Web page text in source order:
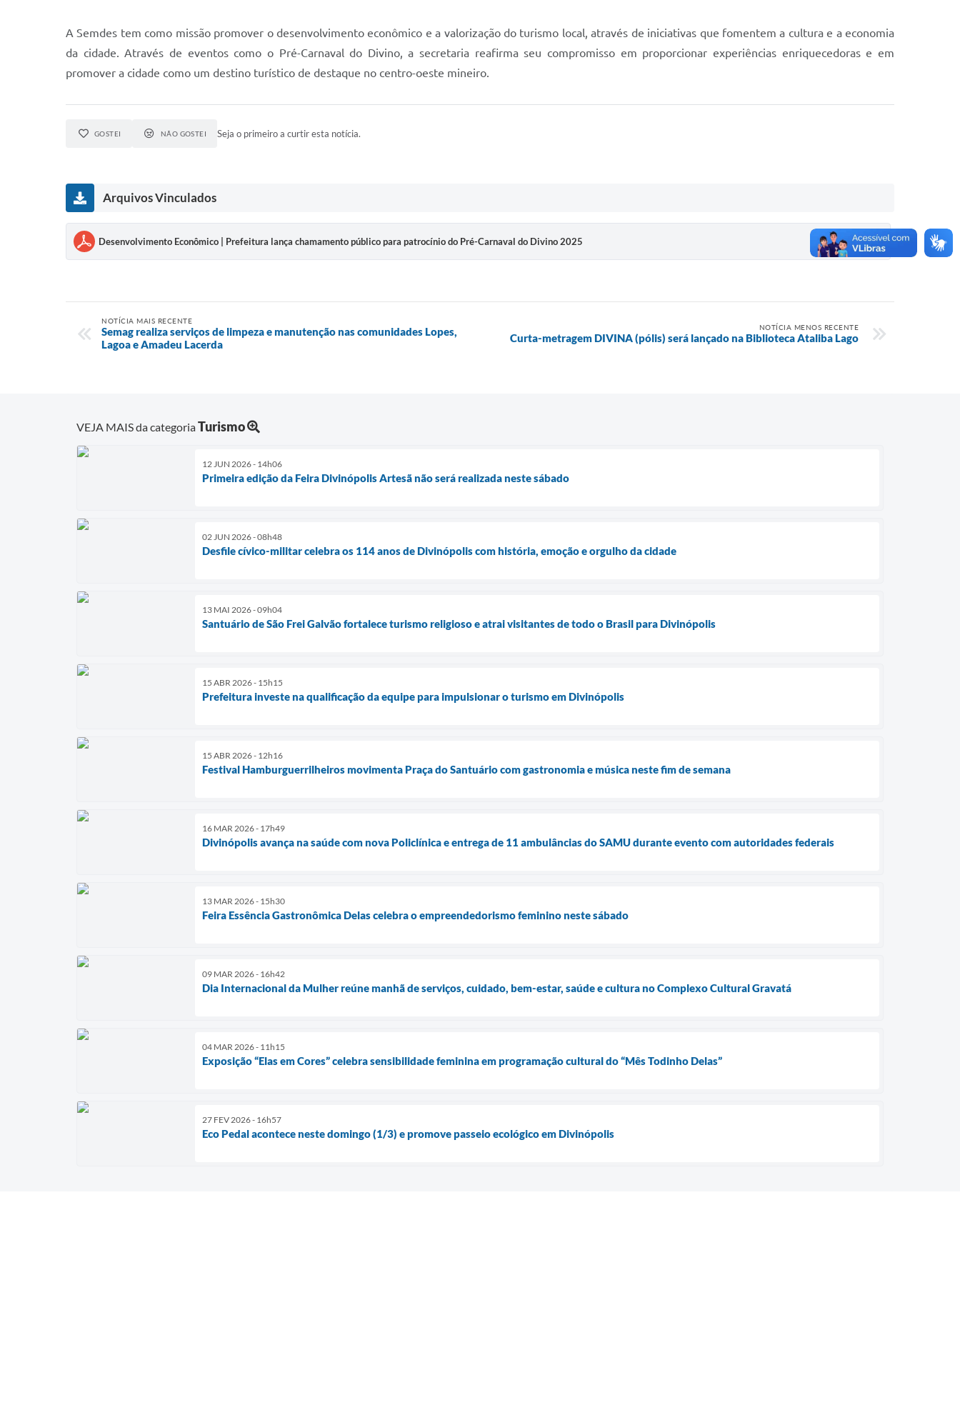
A Semdes tem como missão promover o desenvolvimento econômico e a valorização do turismo local, através de iniciativas que fomentem a cultura e a economia
da cidade. Através de eventos como o Pré-Carnaval do Divino, a secretaria reafirma seu compromisso em proporcionar experiências enriquecedoras e em
promover a cidade como um destino turístico de destaque no centro-oeste mineiro.
GOSTEI NÃO GOSTEI Seja o primeiro a curtir esta notícia.
Arquivos Vinculados
Desenvolvimento Econômico | Prefeitura lança chamamento público para patrocínio do Pré-Carnaval do Divino 2025
NOTÍCIA MAIS RECENTE
Semag realiza serviços de limpeza e manutenção nas comunidades Lopes,
Lagoa e Amadeu Lacerda
NOTÍCIA MENOS RECENTE
Curta-metragem DIVINA (pólis) será lançado na Biblioteca Ataliba Lago
VEJA MAIS da categoriaTurismo
12 JUN 2026 - 14h06
Primeira edição da Feira Divinópolis Artesã não será realizada neste sábado
02 JUN 2026 - 08h48
Desfile cívico-militar celebra os 114 anos de Divinópolis com história, emoção e orgulho da cidade
13 MAI 2026 - 09h04
Santuário de São Frei Galvão fortalece turismo religioso e atrai visitantes de todo o Brasil para Divinópolis
15 ABR 2026 - 15h15
Prefeitura investe na qualificação da equipe para impulsionar o turismo em Divinópolis
15 ABR 2026 - 12h16
Festival Hamburguerrilheiros movimenta Praça do Santuário com gastronomia e música neste fim de semana
16 MAR 2026 - 17h49
Divinópolis avança na saúde com nova Policlínica e entrega de 11 ambulâncias do SAMU durante evento com autoridades federais
13 MAR 2026 - 15h30
Feira Essência Gastronômica Delas celebra o empreendedorismo feminino neste sábado
09 MAR 2026 - 16h42
Dia Internacional da Mulher reúne manhã de serviços, cuidado, bem-estar, saúde e cultura no Complexo Cultural Gravatá
04 MAR 2026 - 11h15
Exposição “Elas em Cores” celebra sensibilidade feminina em programação cultural do “Mês Todinho Delas”
27 FEV 2026 - 16h57
Eco Pedal acontece neste domingo (1/3) e promove passeio ecológico em Divinópolis